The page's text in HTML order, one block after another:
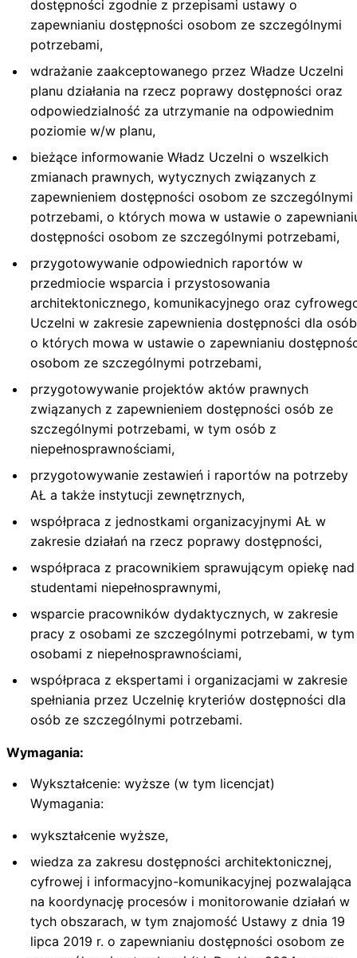
dostępności zgodnie z przepisami ustawy o
zapewnianiu dostępności osobom ze szczególnymi
potrzebami,
wdrażanie zaakceptowanego przez Władze Uczelni
planu działania na rzecz poprawy dostępności oraz
odpowiedzialność za utrzymanie na odpowiednim
poziomie w/w planu,
bieżące informowanie Władz Uczelni o wszelkich
zmianach prawnych, wytycznych związanych z
zapewnieniem dostępności osobom ze szczególnymi
potrzebami, o których mowa w ustawie o
dostępności osobom ze szczególnymi potrzebami,
przygotowywanie odpowiednich raportów w
przedmiocie wsparcia i przystosowania
architektonicznego, komunikacyjnego oraz
Uczelni w zakresie zapewnienia dostępności dla
o których mowa w ustawie o zapewnianiu
osobom ze szczególnymi potrzebami,
przygotowywanie projektów aktów prawnych
związanych z zapewnieniem dostępności osób ze
szczególnymi potrzebami, w tym osób z
niepełnosprawnościami,
przygotowywanie zestawień i raportów na potrzeby
AŁ a także instytucji zewnętrznych,
współpraca z jednostkami organizacyjnymi AŁ w
zakresie działań na rzecz poprawy dostępności,
współpraca z pracownikiem sprawującym opiekę nad
studentami niepełnosprawnymi,
wsparcie pracowników dydaktycznych, w zakresie
pracy z osobami ze szczególnymi potrzebami, w tym
osobami z niepełnosprawnościami,
współpraca z ekspertami i organizacjami w zakresie
spełniania przez Uczelnię kryteriów dostępności dla
osób ze szczególnymi potrzebami.
Wymagania:
Wykształcenie: wyższe (w tym licencjat)
Wymagania:
wykształcenie wyższe,
wiedza za zakresu dostępności architektonicznej,
cyfrowej i informacyjno-komunikacyjnej pozwalająca
na koordynację procesów i monitorowanie działań w
tych obszarach, w tym znajomość Ustawy z dnia 19
lipca 2019 r. o zapewnianiu dostępności osobom ze